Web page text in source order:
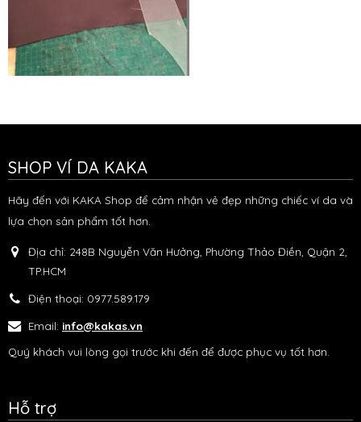
SHOP VÍ DA KAKA
Hãy đến với KAKA Shop để cảm nhận vẻ đẹp những chiếc ví da và
lựa chọn sản phẩm tốt hơn.
Địa chỉ: 248B Nguyễn Văn Hưởng, Phường Thảo Điền, Quận 2,
TP.HCM
Điện thoại: 0977.589.179
Email: info@kakas.vn
Quý khách vui lòng gọi trước khi đến để được phục vụ tốt hơn.
Hỗ trợ